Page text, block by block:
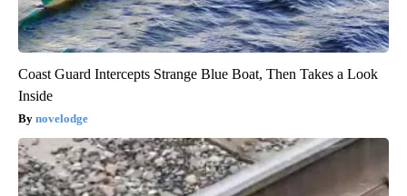
Coast Guard Intercepts Strange Blue Boat, Then Takes a Look
Inside
novelodge